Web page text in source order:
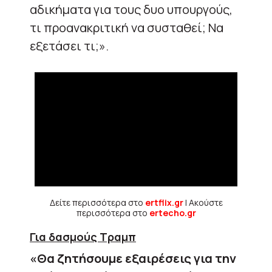
αδικήματα για τους δυο υπουργούς,
τι προανακριτική να συσταθεί; Να
εξετάσει τι;».
Δείτε περισσότερα στο ertflix.gr| Ακούστε
περισσότερα στο ertecho.gr
Για δασμούς Τραμπ
«Θα ζητήσουμε εξαιρέσεις για την